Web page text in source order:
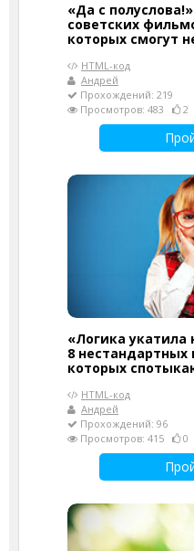
«Да с
советских
которых смогут
HTML-код
Андрей
Прохождений: 219
Просмотров: 483
2
«Логика укатила
8 нестандартных
которых
HTML-код
Андрей
Прохождений: 96
Просмотров: 415
0